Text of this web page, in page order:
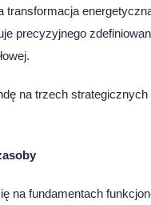
precyzyjnego
na trzech
na fundamentach